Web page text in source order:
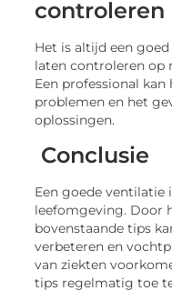
controleren
Het is altijd een
laten controleren op
Een professional
problemen en het
oplossingen.
Conclusie
Een goede ventilatie
leefomgeving. Door
bovenstaande tips
verbeteren en
van ziekten
tips regelmatig toe